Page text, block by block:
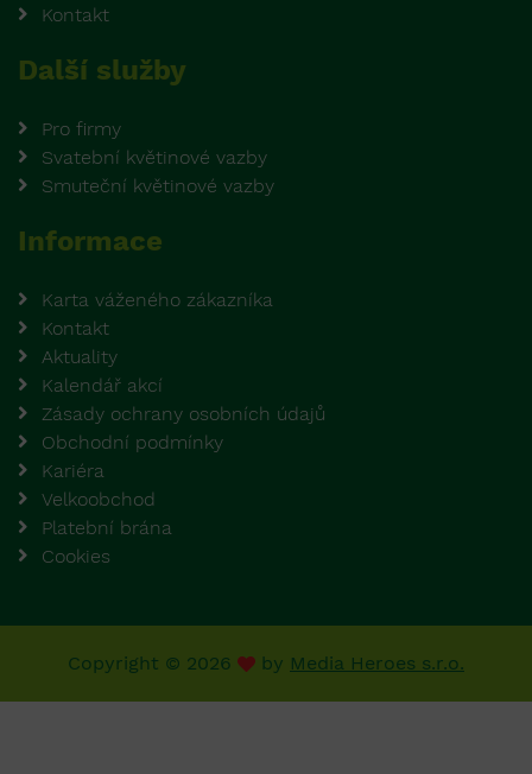
Kontakt
Další služby
Pro firmy
Svatební květinové vazby
Smuteční květinové vazby
Informace
Karta váženého zákazníka
Kontakt
Aktuality
Kalendář akcí
Zásady ochrany osobních údajů
Obchodní podmínky
Kariéra
Velkoobchod
Platební brána
Cookies
Copyright © 2026 by Media Heroes s.r.o.